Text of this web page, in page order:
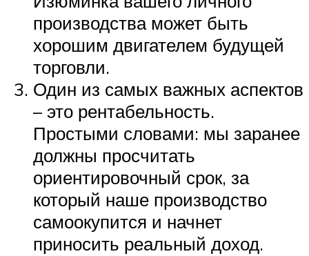
производства может быть
хорошим двигателем будущей
торговли.
Один из самых важных аспектов
– это рентабельность.
Простыми словами: мы заранее
должны просчитать
ориентировочный срок, за
который наше производство
самоокупится и начнет
приносить реальный доход.